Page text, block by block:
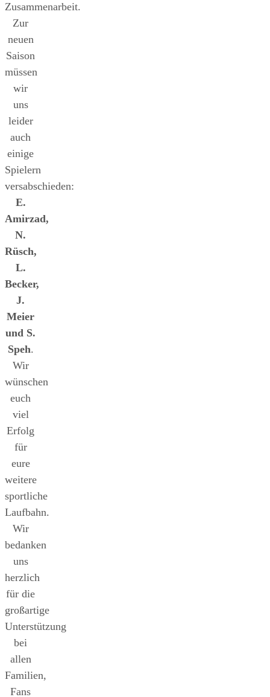
Zusammenarbeit.
Zur
neuen
Saison
müssen
wir
uns
leider
auch
einige
Spielern
versabschieden:
E.
Amirzad,
N.
Rüsch,
L.
Becker,
J.
Meier
und S.
Speh.
Wir
wünschen
euch
viel
Erfolg
für
eure
weitere
sportliche
Laufbahn.
Wir
bedanken
uns
herzlich
für die
großartige
Unterstützung
bei
allen
Familien,
Fans